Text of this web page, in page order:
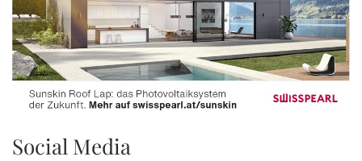
Social Media